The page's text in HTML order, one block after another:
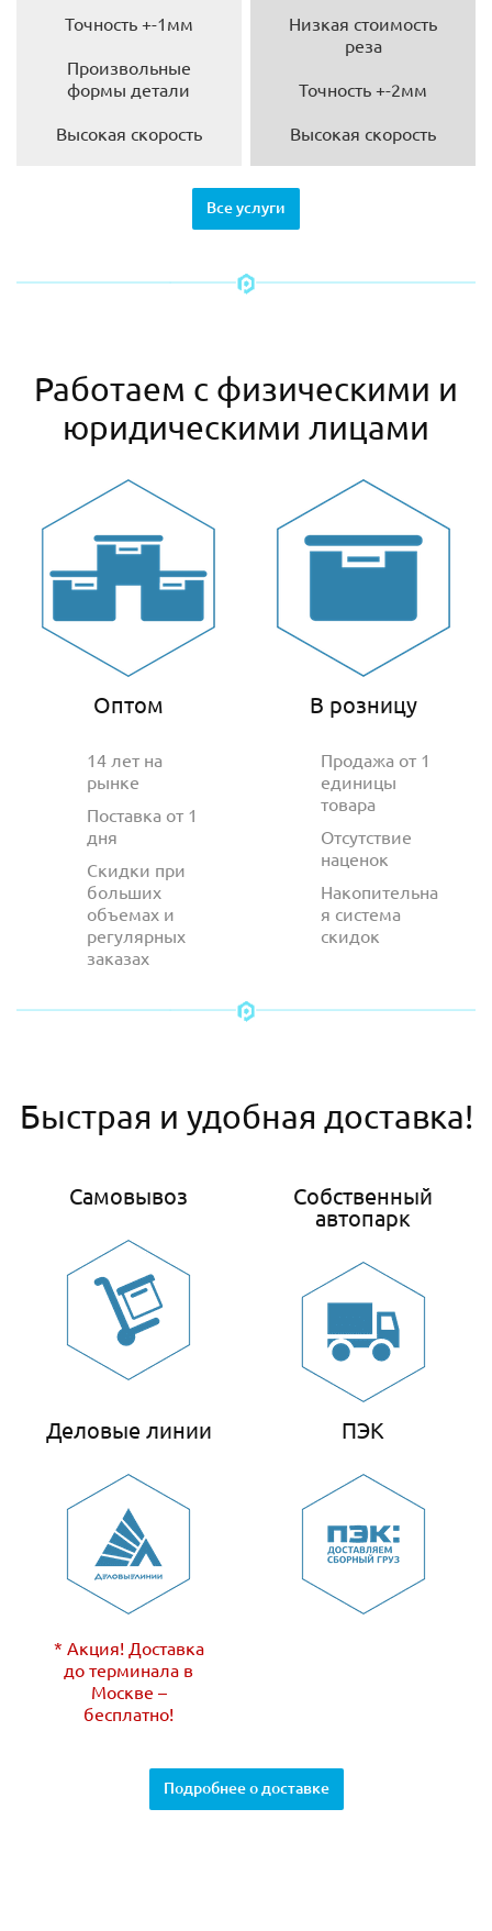
Точность +-1мм
Произвольные
формы детали
Высокая скорость
Низкая стоимость
реза
Точность +-2мм
Высокая скорость
Все услуги
Работаем с физическими и
юридическими лицами
Оптом
14 лет на
рынке
Поставка от 1
дня
Скидки при
больших
объемах и
регулярных
заказах
В розницу
Продажа от 1
единицы
товара
Отсутствие
наценок
Накопительна
я система
скидок
Быстрая и удобная доставка!
Самовывоз
Собственный
автопарк
Деловые линии
* Акция! Доставка
до терминала в
Москве –
бесплатно!
ПЭК
Подробнее о доставке